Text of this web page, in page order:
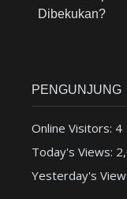
Dibekukan?
PENGUNJUNG
Online Visitors: 4
Today's Views:
Yesterday's